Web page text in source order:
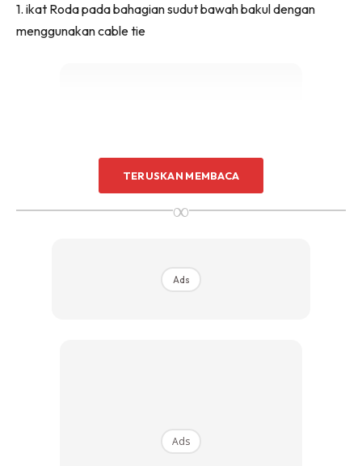
Sentuhan Midas penuh kemewahan dan elegant
untuk kediaman anda.
1. ikat Roda pada bahagian sudut bawah bakul dengan
menggunakan cable tie
TERUSKAN MEMBACA
∞
Ads
Ads